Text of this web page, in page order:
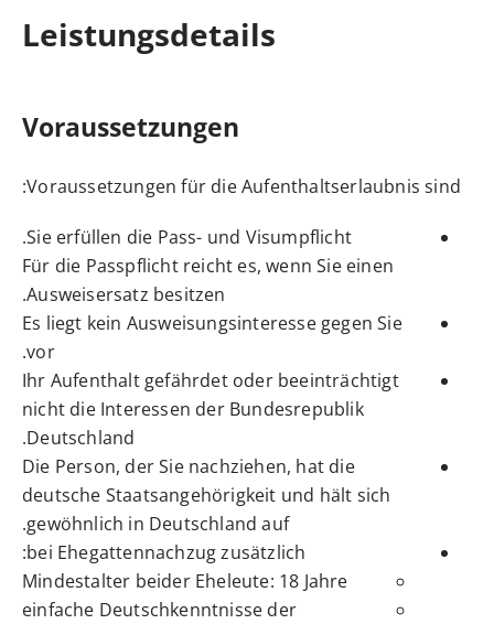
Leistungsdetails
Voraussetzungen
Voraussetzungen für die Aufenthaltserlaubnis sind:
Sie erfüllen die Pass- und Visumpflicht.
Für die Passpflicht reicht es, wenn Sie einen
Ausweisersatz besitzen.
Es liegt kein Ausweisungsinteresse gegen Sie
vor.
Ihr Aufenthalt gefährdet oder beeinträchtigt
nicht die Interessen der Bundesrepublik
Deutschland.
Die Person, der Sie nachziehen, hat die
deutsche Staatsangehörigkeit und hält sich
gewöhnlich in Deutschland auf.
bei Ehegattennachzug zusätzlich:
Mindestalter beider Eheleute: 18 Jahre
einfache Deutschkenntnisse der